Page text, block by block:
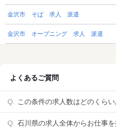
金沢市 そば 求人 派遣
金沢市 オープニング 求人 派遣
よくあるご質問
この条件の求人数はどのくら
石川県の求人全体からお仕事